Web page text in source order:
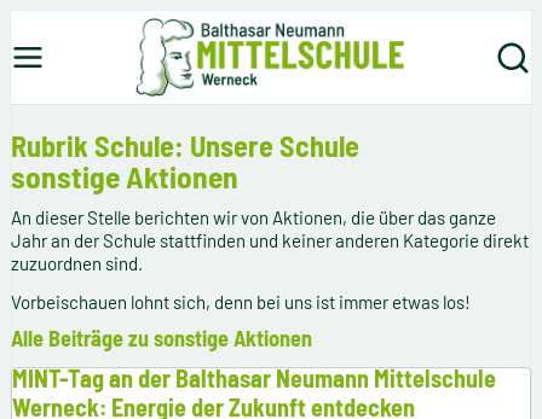
Balthasar-Neumann-
Werneck
Rubrik Schule: Unsere Schule
sonstige Aktionen
An dieser Stelle berichten wir von Aktionen, die über das ganze
Jahr an der Schule stattfinden und keiner anderen Kategorie direkt
zuzuordnen sind.
Vorbeischauen lohnt sich, denn bei uns ist immer etwas los!
Alle Beiträge zu sonstige Aktionen
MINT-Tag an der Balthasar Neumann Mittelschule
Werneck: Energie der Zukunft entdecken